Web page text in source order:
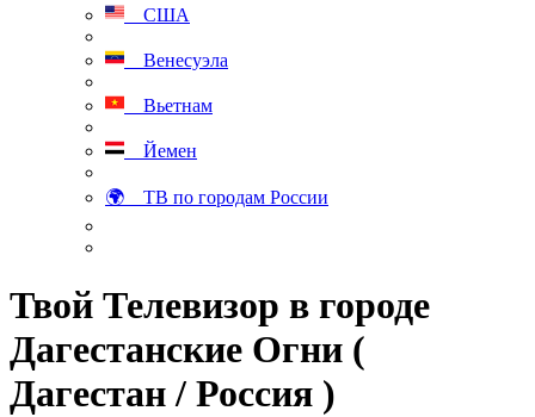
США
Венесуэла
Вьетнам
Йемен
🌍 ТВ по городам России
Твой Телевизор в городе
Дагестанские Огни (
Дагестан / Россия )